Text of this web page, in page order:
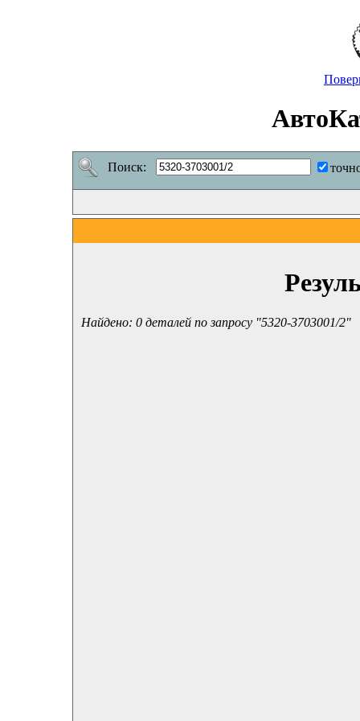
Поиск:
Найдено: 0 деталей по запросу "5320-3703001/2"